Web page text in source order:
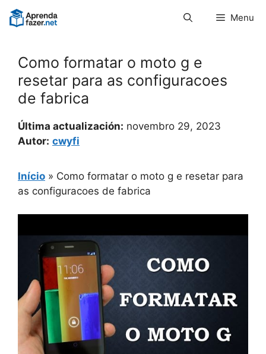
Pular
para
Menu
Como formatar o moto g e
resetar para as configuracoes
de fabrica
Última actualización: novembro 29, 2023
Autor: cwyfi
Início » Como formatar o moto g e resetar para
as configuracoes de fabrica